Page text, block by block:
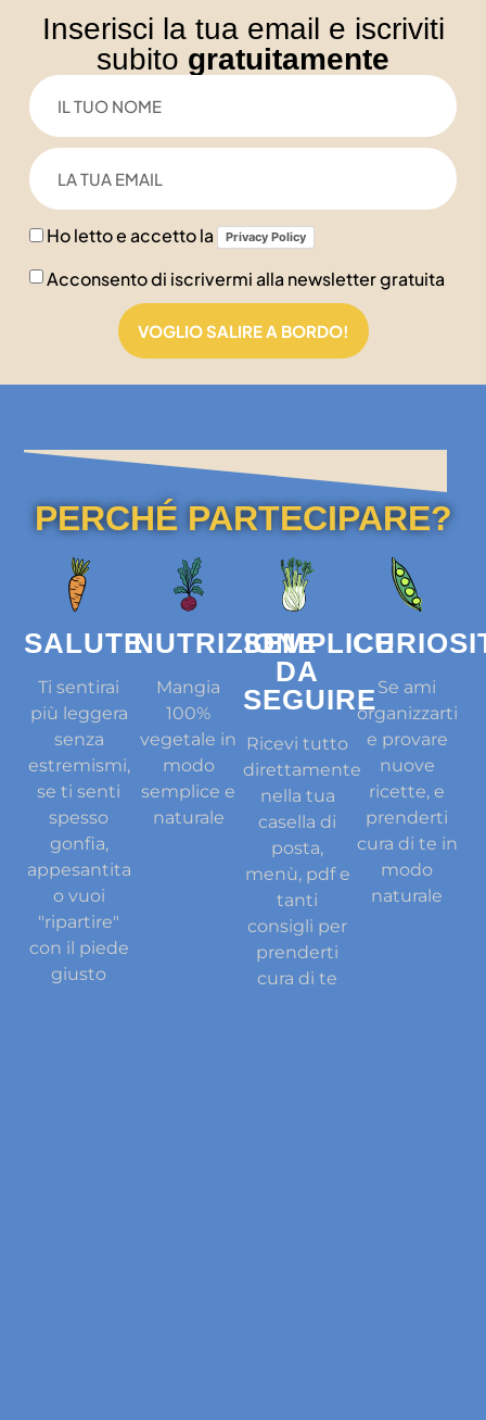
Inserisci la tua email e iscriviti
subito gratuitamente
Ho letto e accetto la Privacy Policy
Acconsento di iscrivermi alla newsletter gratuita
VOGLIO SALIRE A BORDO!
PERCHÉ PARTECIPARE?
SALUTE
Ti sentirai
più leggera
senza
estremismi,
se ti senti
spesso
gonfia,
appesantita
o vuoi
"ripartire"
con il piede
giusto
NUTRIZIONE
Mangia
100%
vegetale in
modo
semplice e
naturale
SEMPLICE
DA
SEGUIRE
Ricevi tutto
direttamente
nella tua
casella di
posta,
menù, pdf e
tanti
consigli per
prenderti
cura di te
Se ami
organizzarti
e provare
nuove
ricette, e
prenderti
cura di te in
modo
naturale